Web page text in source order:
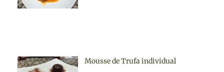
Mousse de Trufa individual